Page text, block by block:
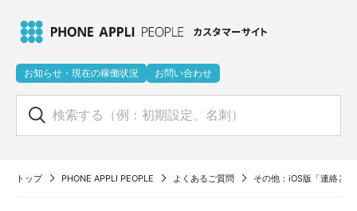
お知らせ・現在の稼働状況 お問い合わせ
トップ PHONE APPLI PEOPLE よくあるご質問 その他：iOS版「連絡と